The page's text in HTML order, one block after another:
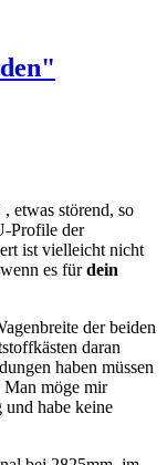
, etwas störend, so
Profile der
ist vielleicht nicht
wenn es fürdein
der beiden
daran
haben müssen
möge mir
und habe keine